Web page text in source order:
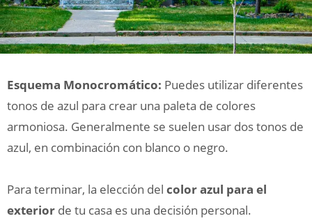
Esquema Monocromático: Puedes utilizar diferentes
tonos de azul para crear una paleta de colores
armoniosa. Generalmente se suelen usar dos tonos de
azul, en combinación con blanco o negro.
Para terminar, la elección del color azul para el
exterior de tu casa es una decisión personal.